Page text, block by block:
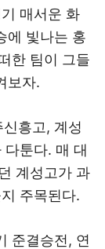
매서운 화
에 빛나는 홍
한 팀이 그들
보자.
흥고, 계성
다툰다. 매 대
계성고가 과
주목된다.
준결승전, 연